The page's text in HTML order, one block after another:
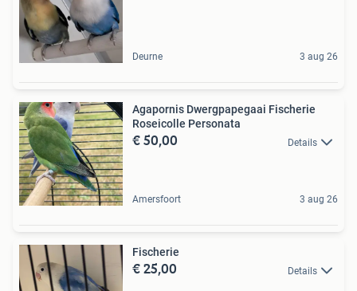
Deurne 3 aug 26
Agapornis Dwergpapegaai Fischerie
Roseicolle Personata
€ 50,00 Details
Amersfoort 3 aug 26
Fischerie
€ 25,00 Details